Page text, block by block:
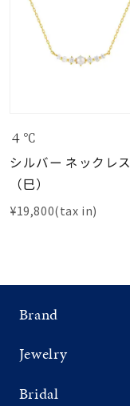
４℃
シルバー ネックレス
（巳）
¥19,800(tax in)
Brand
Jewelry
Bridal